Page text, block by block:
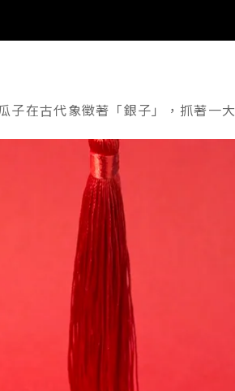
子在古代象徵著「銀子」，抓著一大